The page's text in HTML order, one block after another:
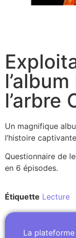
l’arbre
Un magnifique
l’histoire
Questionnaire de
en 6 épisodes.
Étiquette Lecture
La